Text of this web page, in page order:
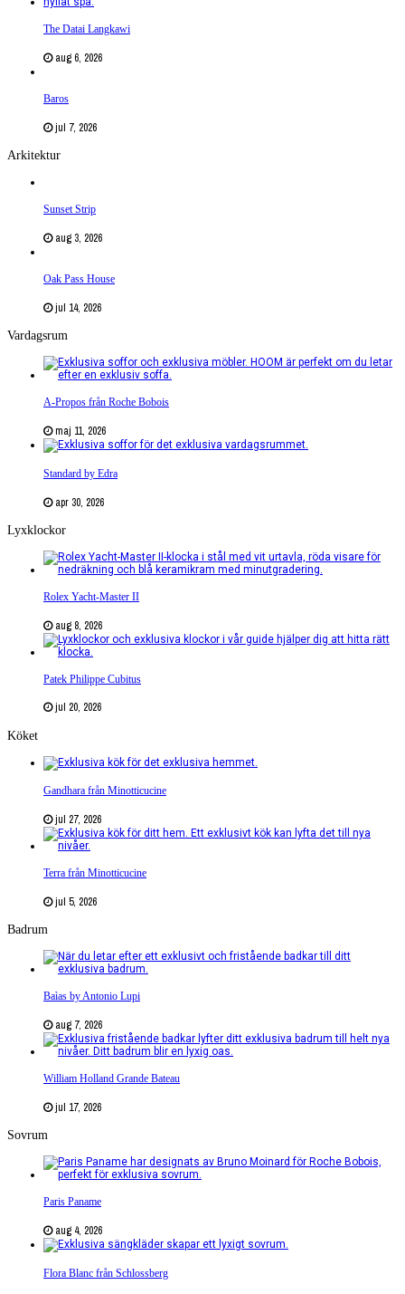
The Datai Langkawi
aug 6, 2026
Baros
jul 7, 2026
Arkitektur
Sunset Strip
aug 3, 2026
Oak Pass House
jul 14, 2026
Vardagsrum
A-Propos från Roche Bobois
maj 11, 2026
Standard by Edra
apr 30, 2026
Lyxklockor
Rolex Yacht-Master II
aug 8, 2026
Patek Philippe Cubitus
jul 20, 2026
Köket
Gandhara från Minotticucine
jul 27, 2026
Terra från Minotticucine
jul 5, 2026
Badrum
Baìas by Antonio Lupi
aug 7, 2026
William Holland Grande Bateau
jul 17, 2026
Sovrum
Paris Paname
aug 4, 2026
Flora Blanc från Schlossberg